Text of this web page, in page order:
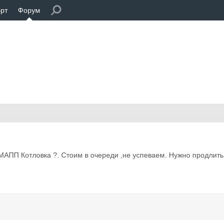
Форум
Котловка ?. Стоим в очереди ,не успеваем. Нужно продлить.